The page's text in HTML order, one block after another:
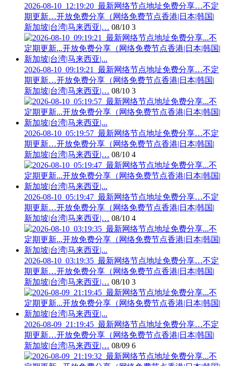
2026-08-10_12:19:20_最新网络节点地址免费分享…不定
期更新…开放免费分享（网络免费节点香港|日本|韩国|
新加坡|台湾|马来西亚|… 08/10 3
2026-08-10_09:19:21_最新网络节点地址免费分享…不定
期更新…开放免费分享（网络免费节点香港|日本|韩国|
新加坡|台湾|马来西亚|… 08/10 3
2026-08-10_05:19:57_最新网络节点地址免费分享…不定
期更新…开放免费分享（网络免费节点香港|日本|韩国|
新加坡|台湾|马来西亚|… 08/10 4
2026-08-10_05:19:47_最新网络节点地址免费分享…不定
期更新…开放免费分享（网络免费节点香港|日本|韩国|
新加坡|台湾|马来西亚|… 08/10 4
2026-08-10_03:19:35_最新网络节点地址免费分享…不定
期更新…开放免费分享（网络免费节点香港|日本|韩国|
新加坡|台湾|马来西亚|… 08/10 3
2026-08-09_21:19:45_最新网络节点地址免费分享…不定
期更新…开放免费分享（网络免费节点香港|日本|韩国|
新加坡|台湾|马来西亚|… 08/09 6